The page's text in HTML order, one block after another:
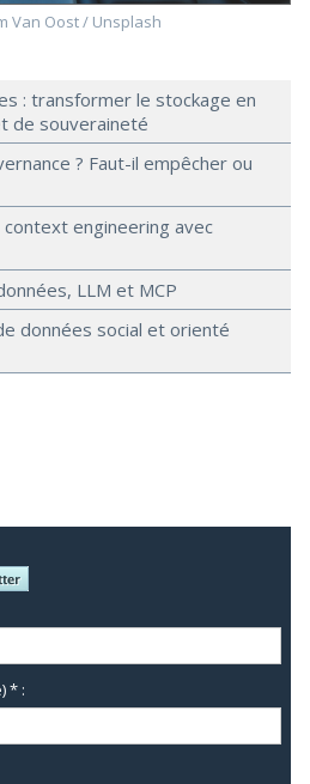
Van Oost / Unsplash
: transformer le stockage en
de souveraineté
? Faut-il empêcher ou
engineering avec
LLM et MCP
données social et orienté
* :